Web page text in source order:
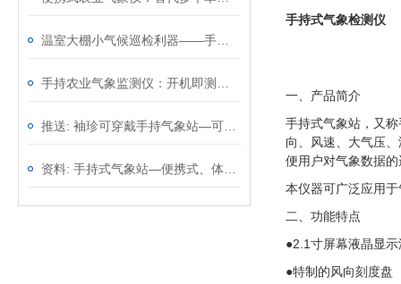
手持式气象检测仪
一、产品简介
手持式气象站，又
向、风速、大气压
便用户对气象数据
本仪器可广泛应用
二、功能特点
●2.1寸屏幕液晶显
●特制的风向刻度盘